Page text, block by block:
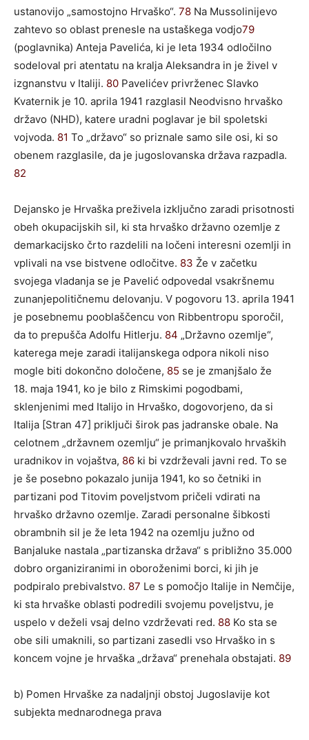
ustanovijo „samostojno Hrvaško“. 78 Na Mussolinijevo
zahtevo so oblast prenesle na ustaškega vodjo79
(poglavnika) Anteja Pavelića, ki je leta 1934 odločilno
sodeloval pri atentatu na kralja Aleksandra in je živel v
izgnanstvu v Italiji. 80 Pavelićev privrženec Slavko
Kvaternik je 10. aprila 1941 razglasil Neodvisno hrvaško
državo (NHD), katere uradni poglavar je bil spoletski
vojvoda. 81 To „državo“ so priznale samo sile osi, ki so
obenem razglasile, da je jugoslovanska država razpadla.
82
Dejansko je Hrvaška preživela izključno zaradi prisotnosti
obeh okupacijskih sil, ki sta hrvaško državno ozemlje z
demarkacijsko črto razdelili na ločeni interesni ozemlji in
vplivali na vse bistvene odločitve. 83 Že v začetku
svojega vladanja se je Pavelić odpovedal vsakršnemu
zunanjepolitičnemu delovanju. V pogovoru 13. aprila 1941
je posebnemu pooblaščencu von Ribbentropu sporočil,
da to prepušča Adolfu Hitlerju. 84 „Državno ozemlje“,
katerega meje zaradi italijanskega odpora nikoli niso
mogle biti dokončno določene, 85 se je zmanjšalo že
18. maja 1941, ko je bilo z Rimskimi pogodbami,
sklenjenimi med Italijo in Hrvaško, dogovorjeno, da si
Italija [Stran 47] priključi širok pas jadranske obale. Na
celotnem „državnem ozemlju“ je primanjkovalo hrvaških
uradnikov in vojaštva, 86 ki bi vzdrževali javni red. To se
je še posebno pokazalo junija 1941, ko so četniki in
partizani pod Titovim poveljstvom pričeli vdirati na
hrvaško državno ozemlje. Zaradi personalne šibkosti
obrambnih sil je že leta 1942 na ozemlju južno od
Banjaluke nastala „partizanska država“ s približno 35.000
dobro organiziranimi in oboroženimi borci, ki jih je
podpiralo prebivalstvo. 87 Le s pomočjo Italije in Nemčije,
ki sta hrvaške oblasti podredili svojemu poveljstvu, je
uspelo v deželi vsaj delno vzdrževati red. 88 Ko sta se
obe sili umaknili, so partizani zasedli vso Hrvaško in s
koncem vojne je hrvaška „država“ prenehala obstajati. 89
b) Pomen Hrvaške za nadaljnji obstoj Jugoslavije kot
subjekta mednarodnega prava